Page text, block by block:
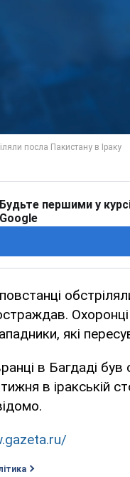
Будьте першими у
Google
які
в Багдаді був
в іракській